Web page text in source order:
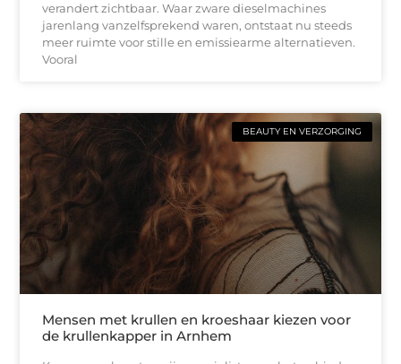
verandert zichtbaar. Waar zware dieselmachines
jarenlang vanzelfsprekend waren, ontstaat nu steeds
meer ruimte voor stille en emissiearme alternatieven.
Vooral
BEAUTY EN VERZORGING
Mensen met krullen en kroeshaar kiezen voor
de krullenkapper in Arnhem